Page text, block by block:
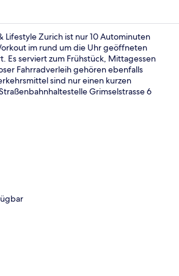
Fassade der
Lifestyle Zurich ist nur 10 Autominuten
im rund um die Uhr geöffneten
Es serviert zum Frühstück, Mittagessen
Fahrradverleih gehören ebenfalls
sind nur einen kurzen
Grimselstrasse 6